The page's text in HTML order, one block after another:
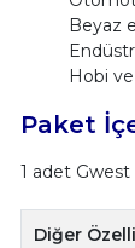
Beyaz
Hobi
Paket
1 adet Gwest
Diğer